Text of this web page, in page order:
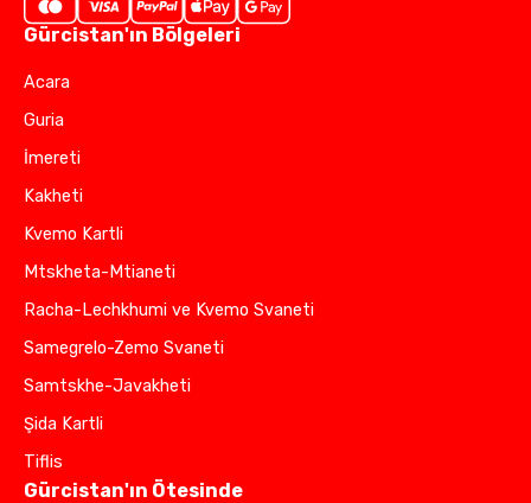
Gürcistan'ın Bölgeleri
Acara
Guria
İmereti
Kakheti
Kvemo Kartli
Mtskheta-Mtianeti
Racha-Lechkhumi ve Kvemo Svaneti
Samegrelo-Zemo Svaneti
Samtskhe-Javakheti
Şida Kartli
Tiflis
Gürcistan'ın Ötesinde